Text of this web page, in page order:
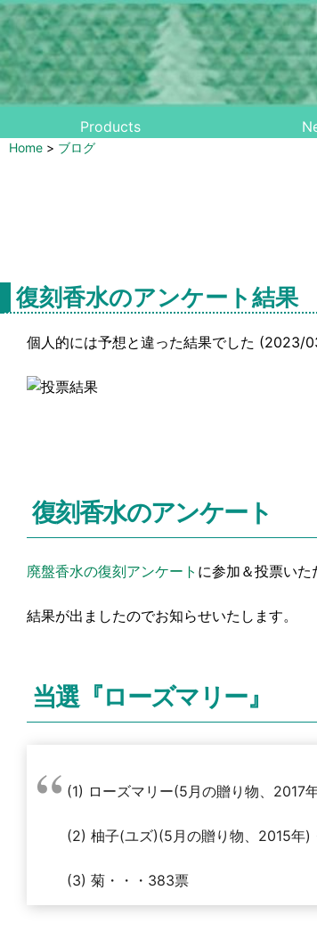
Products
Home > ブログ
復刻香水のアンケート結果
個人的には予想と違った結果でした (2023/
復刻香水のアンケート
廃盤香水の復刻アンケート に参加＆投票いた
結果が出ましたのでお知らせいたします。
当選『ローズマリー』
(1) ローズマリー(5月の贈り物、2017
(2) 柚子(ユズ)(5月の贈り物、2015年)
(3) 菊・・・383票